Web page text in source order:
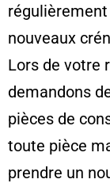
nouveaux
Lors de votre
demandons
pièces de
toute pièce
prendre un